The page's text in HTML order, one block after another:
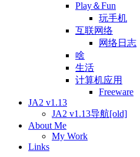
Play＆Fun
玩手机
互联网络
网络日志
啥
生活
计算机应用
Freeware
JA2 v1.13
JA2 v1.13导航[old]
About Me
My Work
Links